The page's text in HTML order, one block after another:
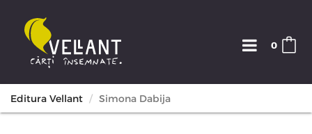
0
Editura Vellant Simona Dabija